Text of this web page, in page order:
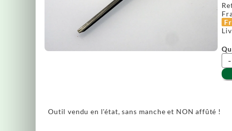
-
Outil vendu en l'état, sans manche et NON affûté !